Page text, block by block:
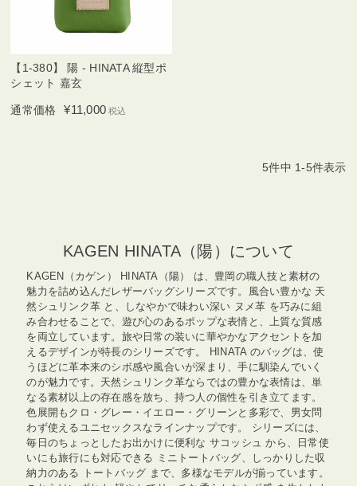
【1-380】 陽 - HINATA 縦型ポ
シェット 嘉玄
通常価格 ¥11,000 税込
5件中 1-5件表示
KAGEN HINATA（陽）について
KAGEN（カゲン） HINATA（陽） は、豊岡の職人技と素材の
魅力を詰め込んだレザーバッグシリーズです。風合い豊かな 天
然シュリンク革 と、しなやかで味わい深い ヌメ革 を巧みに組
み合わせることで、遊び心のあるポップな表情と、上質な質感
を両立しています。旅や日常の装いに華やかなアクセントを加
えるデザインが特長のシリーズです。 HINATA のバッグは、使
うほどに革本来のシボ感や風合いが深まり、手に馴染んでいく
のが魅力です。天然シュリンク革ならではの豊かな表情は、単
なる素材以上の存在感を放ち、持つ人の個性を引き立てます。
色展開もクロ・グレー・イエロー・グリーンと多彩で、男女問
わず使えるユニセックスなラインナップです。 シリーズには、
毎日のちょっとしたお出かけに便利な サコッシュ から、日常使
いにも旅行にも対応できる ミニトートバッグ、しっかりした収
納力のある トートバッグ まで、多様なモデルが揃っています。